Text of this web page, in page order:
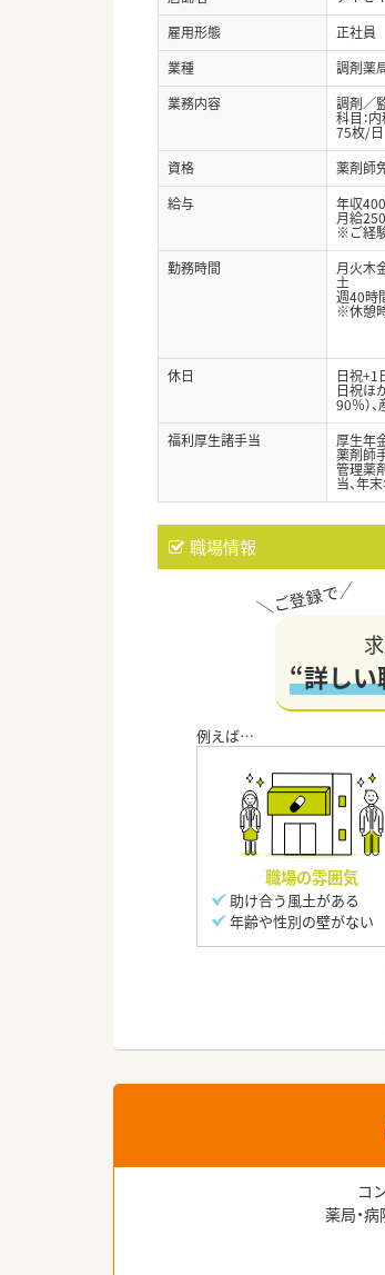
雇用形態
正社員
業種
調剤薬
業務内容
調剤／
科目：
75枚/日
資格
薬剤師
給与
年収
月給
※ご経
勤務時間
月火木
土 09
週40時
※休憩
休日 日祝+1
日祝ほ
90％）
福利厚生諸手当
厚生年
薬剤師
管理薬
当、年
職場情報
“詳し
職場の雰囲気
助け合う風土がある
年齢や性別の壁がない
コ
薬局・